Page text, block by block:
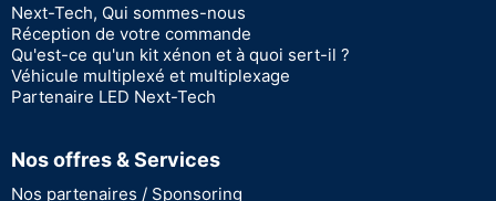
Next-Tech, Qui sommes-nous
Réception de votre commande
Qu'est-ce qu'un kit xénon et à quoi sert-il ?
Véhicule multiplexé et multiplexage
Partenaire LED Next-Tech
Nos offres & Services
Nos partenaires / Sponsoring